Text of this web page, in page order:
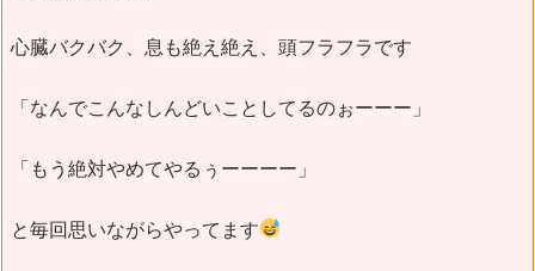
心臓バクバク、息も絶え絶え、頭フラフラです
「なんでこんなしんどいことしてるのぉーーー」
「もう絶対やめてやるぅーーーー」
と毎回思いながらやってます